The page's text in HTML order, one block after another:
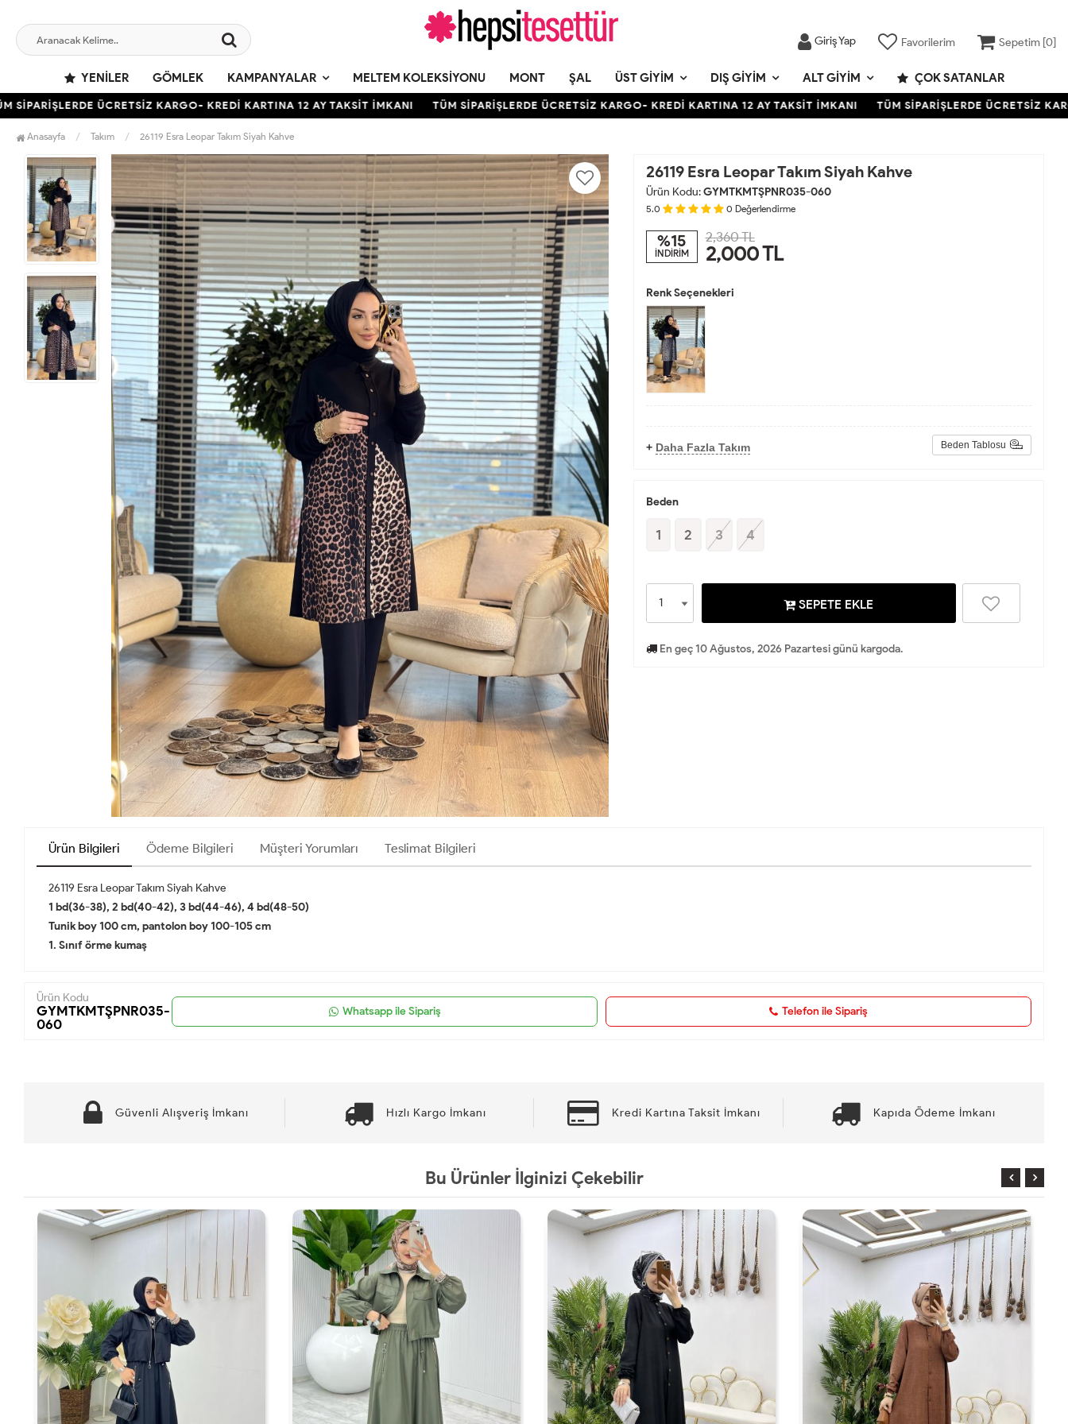
Giriş Yap Favorilerim Sepetim [0]
YENILER GÖMLEK KAMPANYALAR MELTEM KOLEKSIYONU MONT ŞAL ÜST GIYIM DIŞ GIYIM ALT GIYIM ÇOK SATANLAR
ÜCRETSİZ KARGO- KREDİ KARTINA 12 AY TAKSİT İMKANI TÜM SİPARİŞLERDE ÜCRETSİZ KARGO- KREDİ KARTINA 12 AY TAKSİT İMKANI TÜM SİPARİŞLERDE ÜCRETSİZ KARGO-
Anasayfa Takım 26119 Esra Leopar Takım Siyah Kahve
26119 Esra Leopar Takım Siyah Kahve
Ürün Kodu:GYMTKMTŞPNR035-060
5.0 0 Değerlendirme
%15
İNDİRİM
2,360 TL
2,000TL
Renk Seçenekleri
+ Daha Fazla Takım Beden Tablosu
Beden
1 2 3 4
SEPETE EKLE
En geç 10 Ağustos, 2026 Pazartesi günü kargoda.
Ürün Bilgileri Ödeme Bilgileri Müşteri Yorumları Teslimat Bilgileri
26119 Esra Leopar Takım Siyah Kahve
1 bd(36-38), 2 bd(40-42), 3 bd(44-46), 4 bd(48-50)
Tunik boy 100 cm, pantolon boy 100-105 cm
1. Sınıf örme kumaş
Ürün Kodu
GYMTKMTŞPNR035-
060
Whatsapp ile Sipariş Telefon ile Sipariş
Güvenli Alışveriş İmkanı Hızlı Kargo İmkanı Kredi Kartına Taksit İmkanı Kapıda Ödeme İmkanı
Bu Ürünler İlginizi Çekebilir